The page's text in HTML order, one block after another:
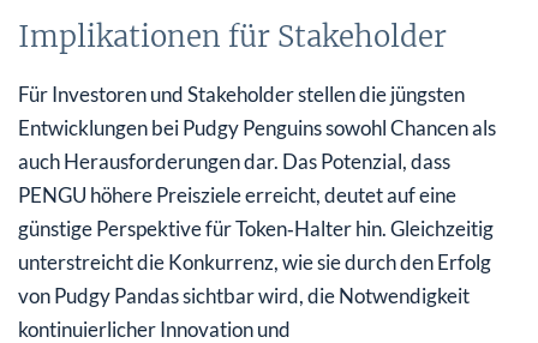
Implikationen für Stakeholder
Für Investoren und Stakeholder stellen die jüngsten
Entwicklungen bei Pudgy Penguins sowohl Chancen als
auch Herausforderungen dar. Das Potenzial, dass
PENGU höhere Preisziele erreicht, deutet auf eine
günstige Perspektive für Token‑Halter hin. Gleichzeitig
unterstreicht die Konkurrenz, wie sie durch den Erfolg
von Pudgy Pandas sichtbar wird, die Notwendigkeit
kontinuierlicher Innovation und